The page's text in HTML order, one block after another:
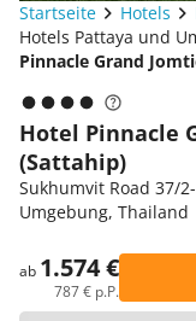
Startseite Hotels
Hotels Pattaya und
Pinnacle Grand
Hotel Pinnacle
(Sattahip)
Sukhumvit Road 37/
Umgebung, Thailand
ab 1.574 €
787 € p.P.